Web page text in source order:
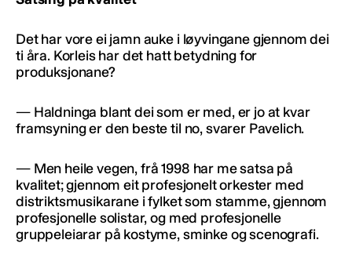
Det har vore ei jamn auke i løyvingane gjennom dei
ti åra. Korleis har det hatt betydning for
produksjonane?
— Haldninga blant dei som er med, er jo at kvar
framsyning er den beste til no, svarer Pavelich.
— Men heile vegen, frå 1998 har me satsa på
kvalitet; gjennom eit profesjonelt orkester med
distriktsmusikarane i fylket som stamme, gjennom
profesjonelle solistar, og med profesjonelle
gruppeleiarar på kostyme, sminke og scenografi.